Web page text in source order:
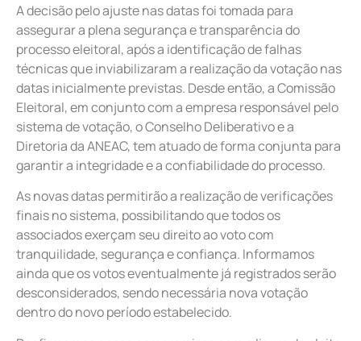
A decisão pelo ajuste nas datas foi tomada para
assegurar a plena segurança e transparência do
processo eleitoral, após a identificação de falhas
técnicas que inviabilizaram a realização da votação nas
datas inicialmente previstas. Desde então, a Comissão
Eleitoral, em conjunto com a empresa responsável pelo
sistema de votação, o Conselho Deliberativo e a
Diretoria da ANEAC, tem atuado de forma conjunta para
garantir a integridade e a confiabilidade do processo.
As novas datas permitirão a realização de verificações
finais no sistema, possibilitando que todos os
associados exerçam seu direito ao voto com
tranquilidade, segurança e confiança. Informamos
ainda que os votos eventualmente já registrados serão
desconsiderados, sendo necessária nova votação
dentro do novo período estabelecido.